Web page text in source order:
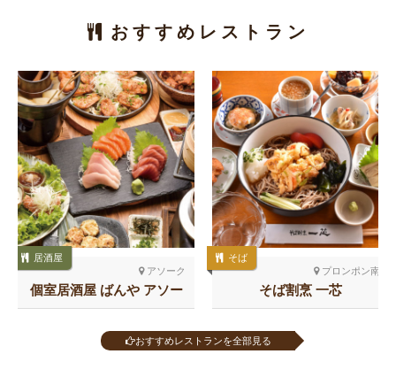
おすすめレストラン
アソーク
居酒屋
個室居酒屋 ばんや アソー
ク
プロンポン南
そば
そば割烹 一芯
おすすめレストランを全部見る